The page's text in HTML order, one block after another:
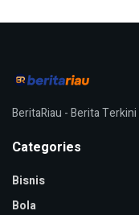
BeritaRiau - Berita Terkini
Categories
Bisnis
Bola